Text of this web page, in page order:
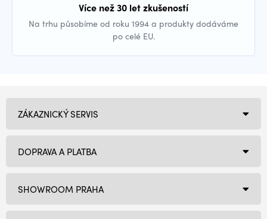
Více než 30 let zkušeností
Na trhu působíme od roku 1994 a produkty dodáváme
po celé EU.
SHOWROOM PRAHA
ZÁKAZNICKÝ SERVIS
DOPRAVA A PLATBA